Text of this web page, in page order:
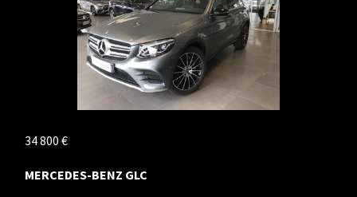
Accueil
Nos occasions
Réparateurs Agréés
Contact
34 800 €
MERCEDES-BENZ GLC